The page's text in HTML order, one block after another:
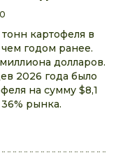
картофеля в
годом ранее.
долларов.
2026 года было
на сумму $8,1
рынка.